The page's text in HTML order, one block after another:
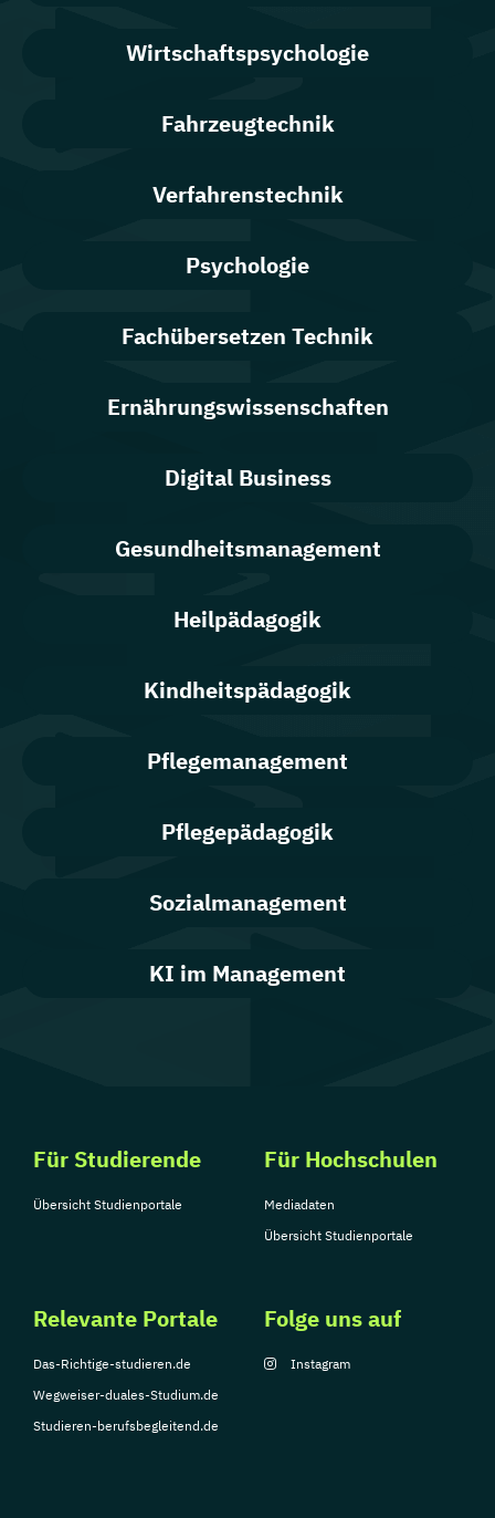
Wirtschaftspsychologie
Fahrzeugtechnik
Verfahrenstechnik
Psychologie
Fachübersetzen Technik
Ernährungswissenschaften
Digital Business
Gesundheitsmanagement
Heilpädagogik
Kindheitspädagogik
Pflegemanagement
Pflegepädagogik
Sozialmanagement
KI im Management
Für Studierende
Übersicht Studienportale
Für Hochschulen
Mediadaten
Übersicht Studienportale
Relevante Portale
Das-Richtige-studieren.de
Wegweiser-duales-Studium.de
Studieren-berufsbegleitend.de
Folge uns auf
Instagram